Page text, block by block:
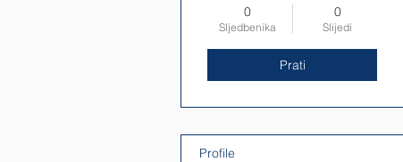
0
Sljedbenika
0
Slijedi
Prati
Profile